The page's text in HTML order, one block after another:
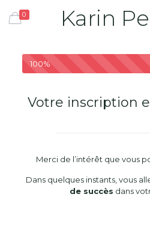
Karin
0
100%
Votre inscription
Merci de l’intérêt que vous
Dans quelques instants, vous
de succès dans